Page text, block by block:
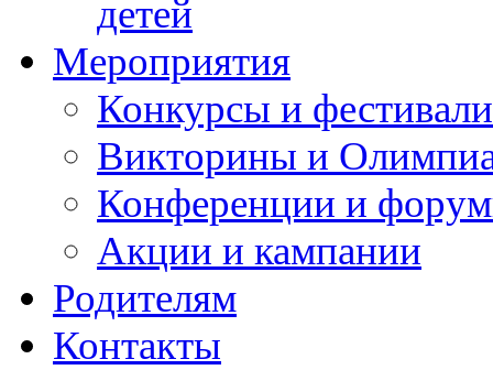
детей
Мероприятия
Конкурсы и фестивали
Викторины и
Конференции и
Акции и кампании
Родителям
Контакты